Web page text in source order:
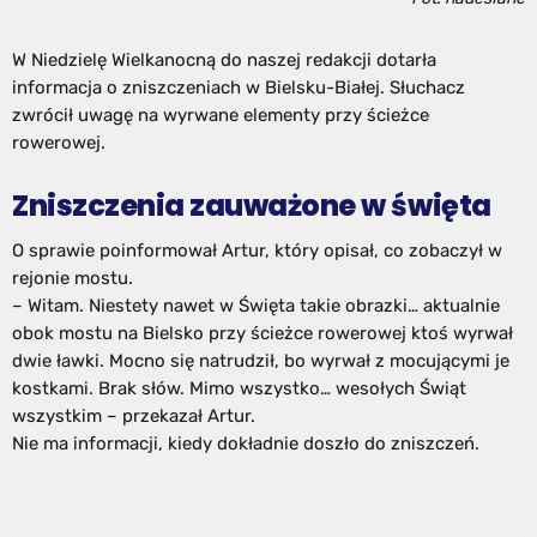
W Niedzielę Wielkanocną do naszej redakcji dotarła
informacja o zniszczeniach w Bielsku-Białej. Słuchacz
zwrócił uwagę na wyrwane elementy przy ścieżce
rowerowej.
Zniszczenia zauważone w święta
O sprawie poinformował Artur, który opisał, co zobaczył w
rejonie mostu.
– Witam. Niestety nawet w Święta takie obrazki… aktualnie
obok mostu na Bielsko przy ścieżce rowerowej ktoś wyrwał
dwie ławki. Mocno się natrudził, bo wyrwał z mocującymi je
kostkami. Brak słów. Mimo wszystko… wesołych Świąt
wszystkim – przekazał Artur.
Nie ma informacji, kiedy dokładnie doszło do zniszczeń.